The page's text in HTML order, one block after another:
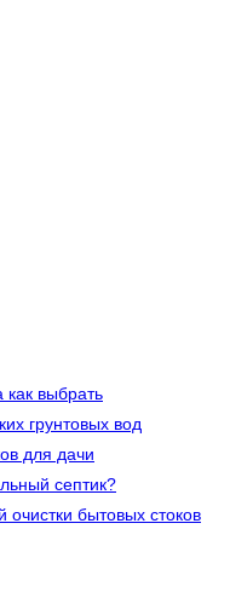
как выбрать
грунтовых вод
для дачи
септик?
бытовых стоков